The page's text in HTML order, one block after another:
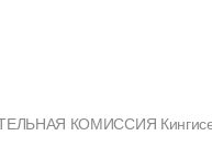
КОМИССИЯ